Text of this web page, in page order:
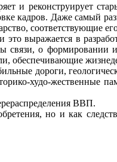
и реконструирует
кадров. Даже самый
соответствующие
выражается в
связи, о формирова­нии
обеспечивающие
дороги,
худо-жественные
ВВП.
но и как